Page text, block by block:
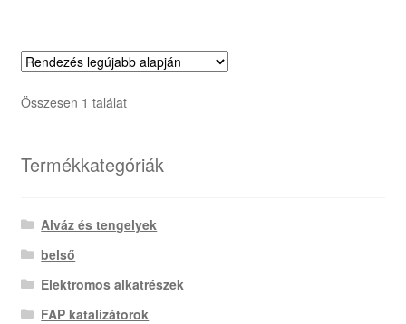
Összesen 1 találat
Termékkategóriák
Alváz és tengelyek
belső
Elektromos alkatrészek
FAP katalizátorok